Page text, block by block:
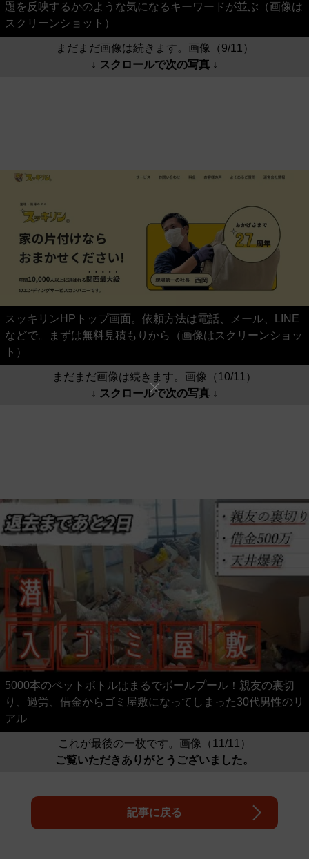
題を反映するかのような気になるキーワードが並ぶ（画像は
スクリーンショット）
まだまだ画像は続きます。画像（9/11）
↓ スクロールで次の写真 ↓
スッキリンHPトップ画面。依頼方法は電話、メール、LINE
などで。まずは無料見積もりから（画像はスクリーンショッ
ト）
まだまだ画像は続きます。画像（10/11）
↓ スクロールで次の写真 ↓
5000本のペットボトルはまるでボールプール！親友の裏切
り、過労、借金からゴミ屋敷になってしまった30代男性のリ
アル
これが最後の一枚です。画像（11/11）
ご覧いただきありがとうございました。
記事に戻る